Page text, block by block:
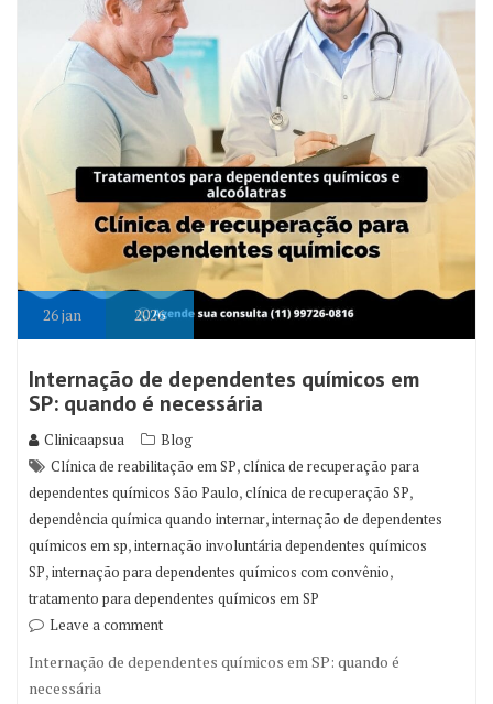
26jan 2026
Internação de dependentes químicos em
SP: quando é necessária
Clinicaapsua
Blog
Clínica de reabilitação em SP,clínica de recuperação para
dependentes químicos São Paulo,clínica de recuperação SP,
dependência química quando internar,internação de dependentes
químicos em sp,internação involuntária dependentes químicos
SP,internação para dependentes químicos com convênio,
tratamento para dependentes químicos em SP
Leave a comment
Internação de dependentes químicos em SP: quando é
necessária